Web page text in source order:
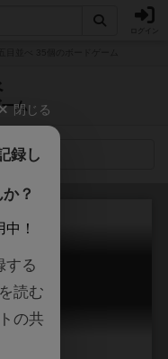
ム
閉じる
録し
？
！
する
読む
の共